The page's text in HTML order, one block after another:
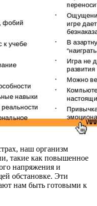
наш организм
такие как повышенное
напряжения и
обстановке. Эти
нам быть готовыми к